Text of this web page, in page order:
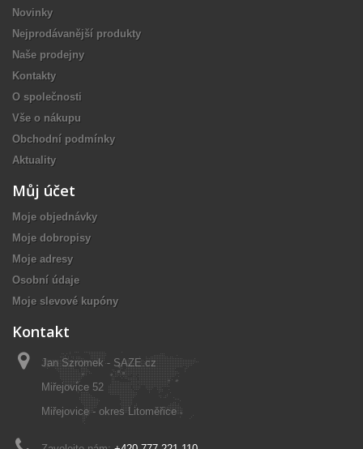
Novinky
Nejprodávanější produkty
Naše prodejny
Kontakty
O společnosti
Vše o nákupu
Obchodní podmínky
Aktuality
Můj účet
Moje objednávky
Moje dobropisy
Moje adresy
Osobní údaje
Moje slevové kupóny
Kontakt
Jan Szromek - SAZE.cz
Miřejovice 52
Miřejovice - okres Litoměřice